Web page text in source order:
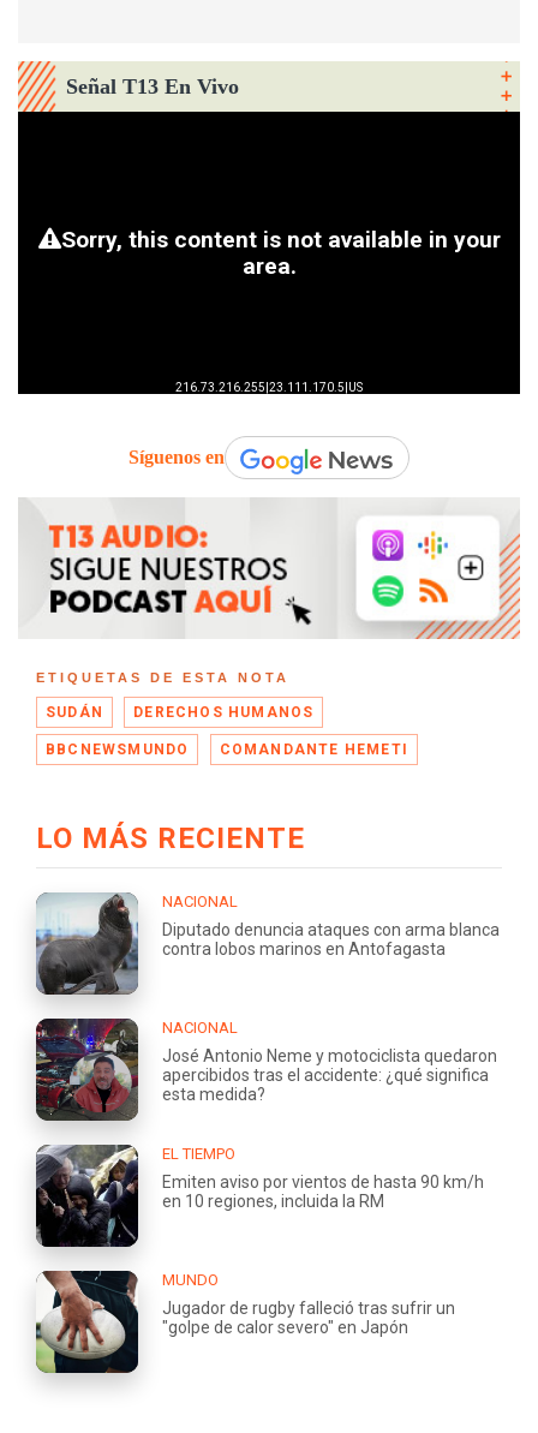
Señal T13 En Vivo
Síguenos en
ETIQUETAS DE ESTA NOTA
SUDÁN DERECHOS HUMANOS
BBCNEWSMUNDO COMANDANTE HEMETI
LO MÁS RECIENTE
NACIONAL
Diputado denuncia ataques con arma blanca
contra lobos marinos en Antofagasta
NACIONAL
José Antonio Neme y motociclista quedaron
apercibidos tras el accidente: ¿qué significa
esta medida?
EL TIEMPO
Emiten aviso por vientos de hasta 90 km/h
en 10 regiones, incluida la RM
MUNDO
Jugador de rugby falleció tras sufrir un
"golpe de calor severo" en Japón